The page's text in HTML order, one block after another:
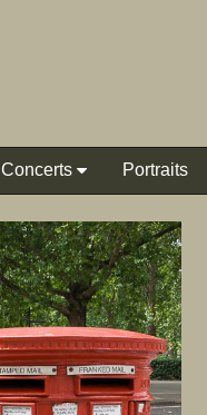
Concerts Portraits